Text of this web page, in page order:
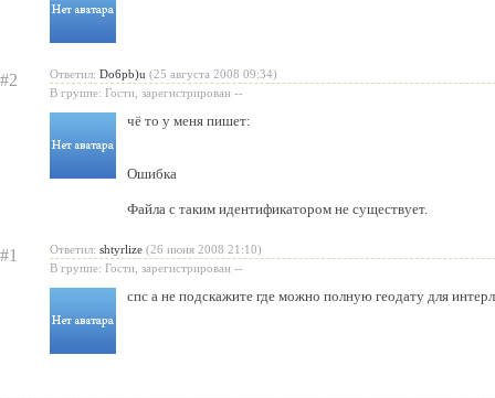
#2 Ответил: Do6pb)u (25 августа 2008 09:34)
В группе: Гости, зарегистрирован --
чё то у меня пишет:
Ошибка
Файла с таким идентификатором не существует.
#1 Ответил: shtyrlize (26 июня 2008 21:10)
В группе: Гости, зарегистрирован --
спс а не подскажите где можно полную геодату для